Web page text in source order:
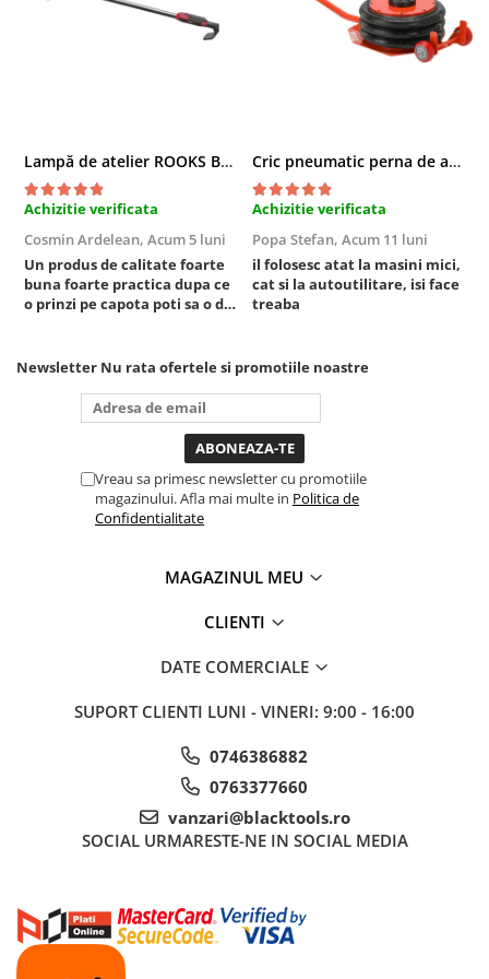
Accesorii de impact 1/2
Accesorii de impact 3/4
Truse de adaptoare
Truse de biti de impact
Tubulare de impact 1"
Tubulare de impact 1/2
Tubulare 1/2
Tubulare 1/2 bihexagonale
Tubulare 1/2 hexagonale
Tubulare 3/4
Tubulare 3/8
Detailing Auto
Pachete avantajoase
Lampă de atelier ROOKS B2 HYBRID pentru capotă, 2000 lumeni, 5000 mAh
Achizitie verificata
Cosmin Ardelean, Acum 5 luni
Un produs de calitate foarte
buna foarte practica dupa ce
o prinzi pe capota poti sa o dai
puternica si de la baterie care
tine destul de mult dar daca o
bagi la priza nu mai ai treaba
toata ziua ,ce...
Cric pneumatic perna de aer cu inaltator 6T
Achizitie verificata
Popa Stefan, Acum 11 luni
il folosesc atat la masini mici,
cat si la autoutilitare, isi face
treaba
Newsletter Nu rata ofertele si promotiile noastre
Vreau sa primesc newsletter cu promotiile
magazinului. Afla mai multe in Politica de
Confidentialitate
MAGAZINUL MEU
CLIENTI
DATE COMERCIALE
SUPORT CLIENTI LUNI - VINERI: 9:00 - 16:00
0746386882
0763377660
vanzari@blacktools.ro
SOCIAL URMARESTE-NE IN SOCIAL MEDIA